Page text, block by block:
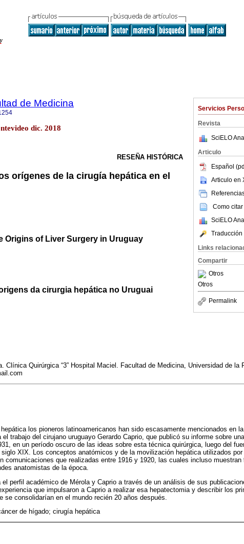
Servicios
Revista
SciELO
Articulo
Español
Articulo en
Como
SciELO
Traducción
Links
Compartir
Otros
Otros
Permalink
de Medicina
dic. 2018
RESEÑA HISTÓRICA
orígenes de la cirugía hepática en el
Origins of Liver Surgery in Uruguay
da cirurgia hepática no Uruguai
Clínica Quirúrgica “3” Hospital Maciel. Facultad de Medicina, Universidad de la
los pioneros latinoamericanos han sido escasamente mencionados en
trabajo del cirujano uruguayo Gerardo Caprio, que publicó su informe sobre
en un período oscuro de las ideas sobre esta técnica quirúrgica, luego del
XIX. Los conceptos anatómicos y de la movilización hepática utilizados por
comunicaciones que realizadas entre 1916 y 1920, las cuales incluso muestran
anatomistas de la época.
el perfil académico de Mérola y Caprio a través de un análisis de sus
que impulsaron a Caprio a realizar esa hepatectomia y describir los
se consolidarían en el mundo recién 20 años después.
de hígado; cirugía hepática